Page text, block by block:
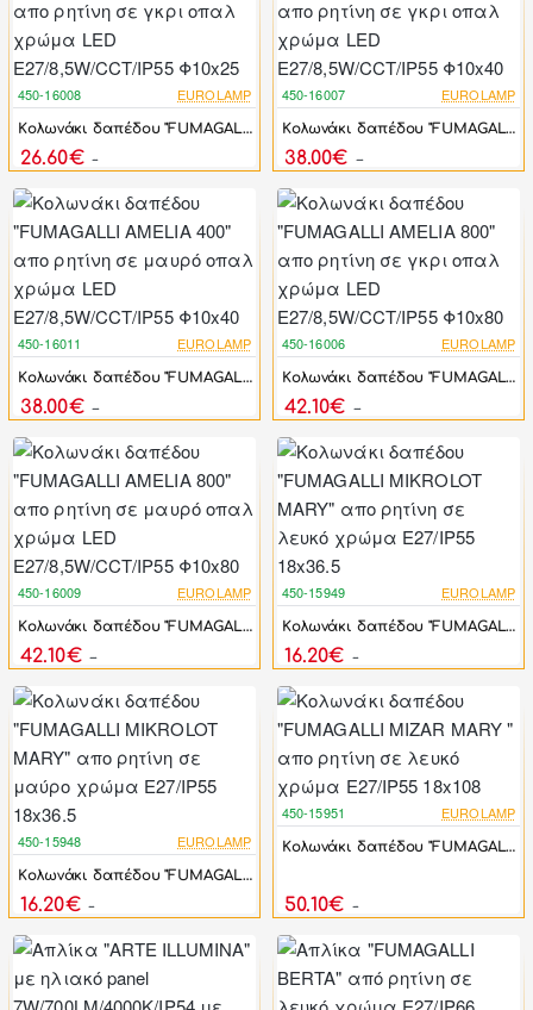
-17%
450-16008 EUROLAMP
Kολωνάκι δαπέδου "FUMAGALLI AMELIA 250" απο ρητίνη σε γκρι οπαλ χρώμα LED E27/8,5W/CCT/IP55 Φ10x25
26.60€
-17%
450-16007 EUROLAMP
Kολωνάκι δαπέδου "FUMAGALLI AMELIA 400" απο ρητίνη σε γκρι οπαλ χρώμα LED E27/8,5W/CCT/IP55 Φ10x40
38.00€
-17%
450-16011 EUROLAMP
Kολωνάκι δαπέδου "FUMAGALLI AMELIA 400" απο ρητίνη σε μαυρό οπαλ χρώμα LED E27/8,5W/CCT/IP55 Φ10x40
38.00€
-17%
450-16006 EUROLAMP
Kολωνάκι δαπέδου "FUMAGALLI AMELIA 800" απο ρητίνη σε γκρι οπαλ χρώμα LED E27/8,5W/CCT/IP55 Φ10x80
42.10€
-17%
450-16009 EUROLAMP
Kολωνάκι δαπέδου "FUMAGALLI AMELIA 800" απο ρητίνη σε μαυρό οπαλ χρώμα LED E27/8,5W/CCT/IP55 Φ10x80
42.10€
-17%
450-15949 EUROLAMP
Kολωνάκι δαπέδου "FUMAGALLI MIKROLOT MARY" απο ρητίνη σε λευκό χρώμα E27/IP55 18x36.5
16.20€
-17%
450-15948 EUROLAMP
Kολωνάκι δαπέδου "FUMAGALLI MIKROLOT MARY" απο ρητίνη σε μαύρο χρώμα E27/IP55 18x36.5
16.20€
-17%
450-15951 EUROLAMP
Kολωνάκι δαπέδου "FUMAGALLI MIZAR MARY " απο ρητίνη σε λευκό χρώμα E27/IP55 18x108
50.10€